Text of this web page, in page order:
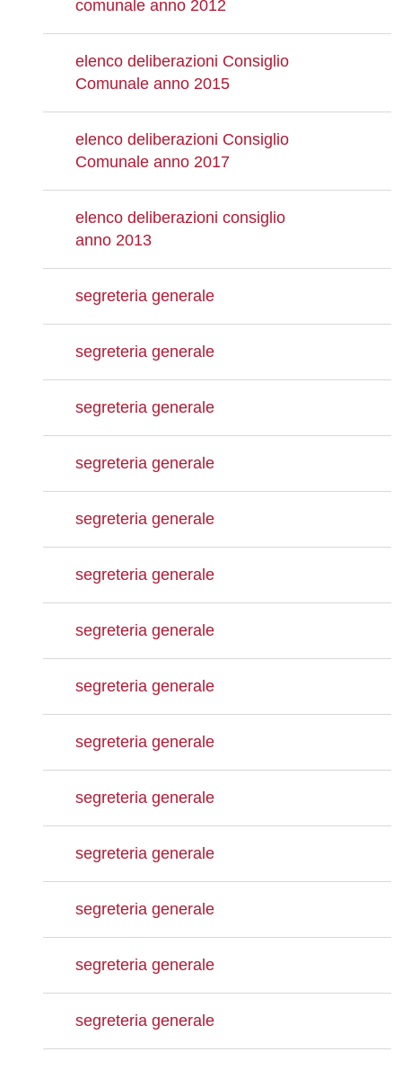
comunale anno 2012
elenco deliberazioni Consiglio
Comunale anno 2015
elenco deliberazioni Consiglio
Comunale anno 2017
elenco deliberazioni consiglio
anno 2013
segreteria generale
segreteria generale
segreteria generale
segreteria generale
segreteria generale
segreteria generale
segreteria generale
segreteria generale
segreteria generale
segreteria generale
segreteria generale
segreteria generale
segreteria generale
segreteria generale